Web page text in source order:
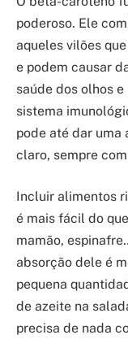
poderoso. Ele
aqueles vilões
e podem causar
saúde dos olhos
sistema
pode até dar uma
claro, sempre
Incluir alimentos
é mais fácil do
mamão,
absorção dele é
pequena
de azeite na
precisa de nada